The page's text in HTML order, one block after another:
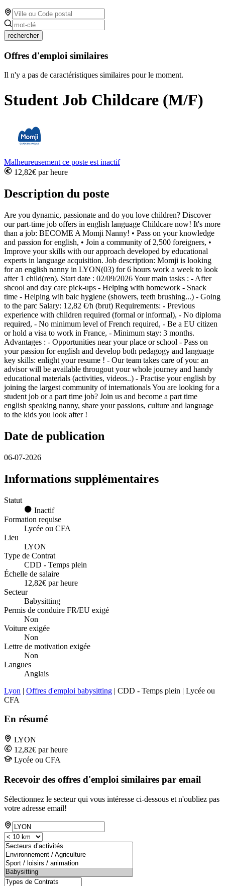
rechercher
Offres d'emploi similaires
Il n'y a pas de caractéristiques similaires pour le moment.
Student Job Childcare (M/F)
Malheureusement ce poste est inactif
12,82€ par heure
Description du poste
Are you dynamic, passionate and do you love children? Discover
our part-time job offers in english language Childcare now! It's more
than a job: BECOME A Momji Nanny! • Pass on your knowledge
and passion for english, • Join a community of 2,500 foreigners, •
Improve your skills with our approach developed by educational
experts in language acquisition. Job description: Momji is looking
for an english nanny in LYON(03) for 6 hours work a week to look
after 1 child(ren). Start date : 02/09/2026 Your main tasks : - After
shcool and day care pick-ups - Helping with homework - Snack
time - Helping wih baic hygiene (showers, teeth brushing...) - Going
to the parc Salary: 12,82 €/h (brut) Requirements: - Previous
experience with children required (formal or informal), - No diploma
required, - No minimum level of French required, - Be a EU citizen
or hold a visa to work in France, - Minimum stay: 3 months.
Advantages : - Opportunities near your place or school - Pass on
your passion for english and develop both pedagogy and language
key skills: enlight your resume ! - Our team takes care of you: an
advisor will be available througout your whole journey and handy
educational materials (activities, videos..) - Practise your english by
joining the largest community of internationals You are looking for a
student job or a part time job? Join us and become a part time
english speaking nanny, share your passions, culture and language
to the kids you look after !
Date de publication
06-07-2026
Informations supplémentaires
Statut
Inactif
Formation requise
Lycée ou CFA
Lieu
LYON
Type de Contrat
CDD - Temps plein
Échelle de salaire
12,82€ par heure
Secteur
Babysitting
Permis de conduire FR/EU exigé
Non
Voiture exigée
Non
Lettre de motivation exigée
Non
Langues
Anglais
Lyon | Offres d'emploi babysitting | CDD - Temps plein | Lycée ou
CFA
En résumé
LYON
12,82€ par heure
Lycée ou CFA
Recevoir des offres d'emploi similaires par email
Sélectionnez le secteur qui vous intéresse ci-dessous et n'oubliez pas
votre adresse email!